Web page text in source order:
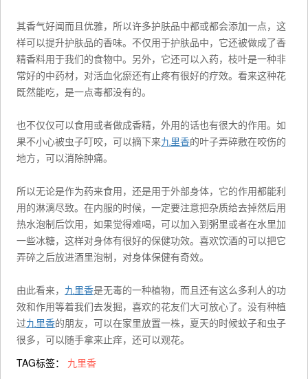
其香气好闻而且优雅，所以许多护肤品中都或都会添加一点，这
样可以提升护肤品的香味。不仅用于护肤品中，它还被做成了香
精香料用于我们的食物中。另外，它还可以入药，枝叶是一种非
常好的中药材，对活血化瘀还有止疼有很好的疗效。看来这种花
既然能吃，是一点毒都没有的。
也不仅仅可以食用或者做成香精，外用的话也有很大的作用。如
果不小心被虫子叮咬，可以摘下来九里香的叶子弄碎敷在咬伤的
地方，可以消除肿痛。
所以无论是作为药来食用，还是用于外部身体，它的作用都能利
用的淋漓尽致。在内服的时候，一定要注意把杂质给去掉然后用
热水泡制后饮用，如果觉得难喝，可以加入到粥里或者在水里加
一些冰糖，这样对身体有很好的保健功效。喜欢饮酒的可以把它
弄碎之后放进酒里泡制，对身体保健有奇效。
由此看来， 九里香是无毒的一种植物，而且还有这么多利人的功
效和作用等着我们去发掘，喜欢的花友们大可放心了。没有种植
过九里香的朋友，可以在家里放置一株，夏天的时候蚊子和虫子
很多，可以随手拿来止痒，还可以观花。
TAG标签： 九里香